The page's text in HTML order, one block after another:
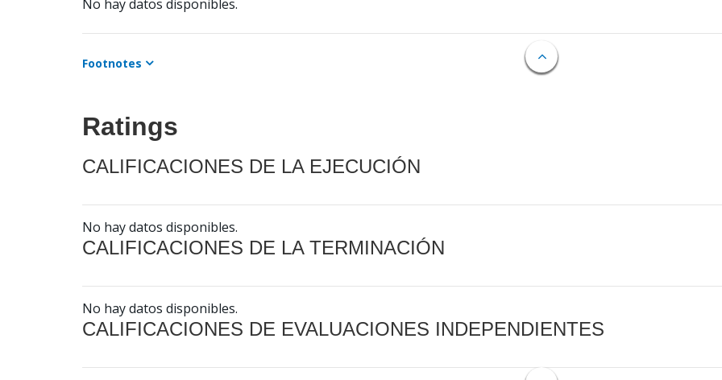
No hay datos disponibles.
Footnotes
Ratings
CALIFICACIONES DE LA EJECUCIÓN
No hay datos disponibles.
CALIFICACIONES DE LA TERMINACIÓN
No hay datos disponibles.
CALIFICACIONES DE EVALUACIONES INDEPENDIENTES